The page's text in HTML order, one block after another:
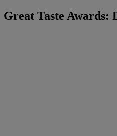
Great Taste Awards: